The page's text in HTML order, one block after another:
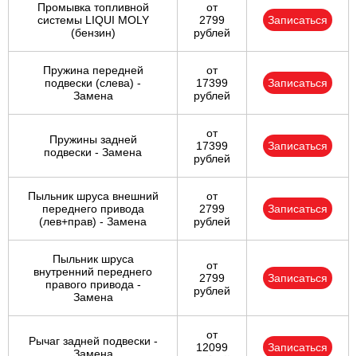
Промывка топливной
системы LIQUI MOLY
(бензин)
от
2799
рублей
Записаться
Пружина передней
подвески (слева) -
Замена
от
17399
рублей
Записаться
Пружины задней
подвески - Замена
от
17399
рублей
Записаться
Пыльник шруса внешний
переднего привода
(лев+прав) - Замена
от
2799
рублей
Записаться
Пыльник шруса
внутренний переднего
правого привода -
Замена
от
2799
рублей
Записаться
Рычаг задней подвески -
от
12099
Записаться